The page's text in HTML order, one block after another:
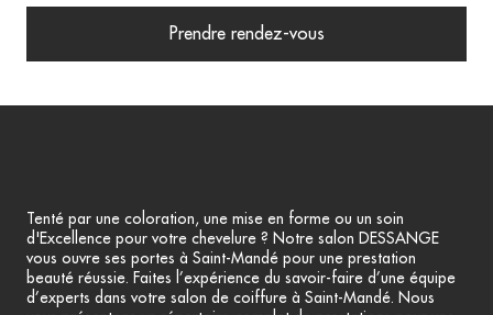
Tenté par une coloration, une mise en forme ou un soin
d'Excellence pour votre chevelure ? Notre salon DESSANGE
vous ouvre ses portes à Saint-Mandé pour une prestation
beauté réussie. Faites l’expérience du savoir-faire d’une équipe
d’experts dans votre salon de coiffure à Saint-Mandé. Nous
Prendre rendez-vous